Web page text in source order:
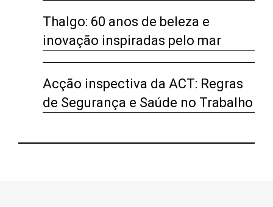
Thalgo: 60 anos de beleza e
inovação inspiradas pelo mar
Acção inspectiva da ACT: Regras
de Segurança e Saúde no Trabalho